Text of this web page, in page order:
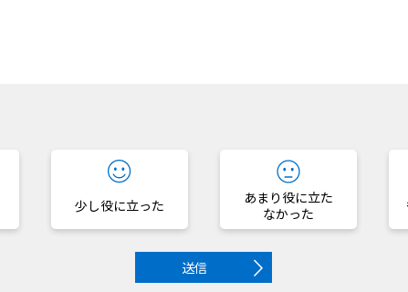
少し役に立った
あまり役に立た
なかった
送信